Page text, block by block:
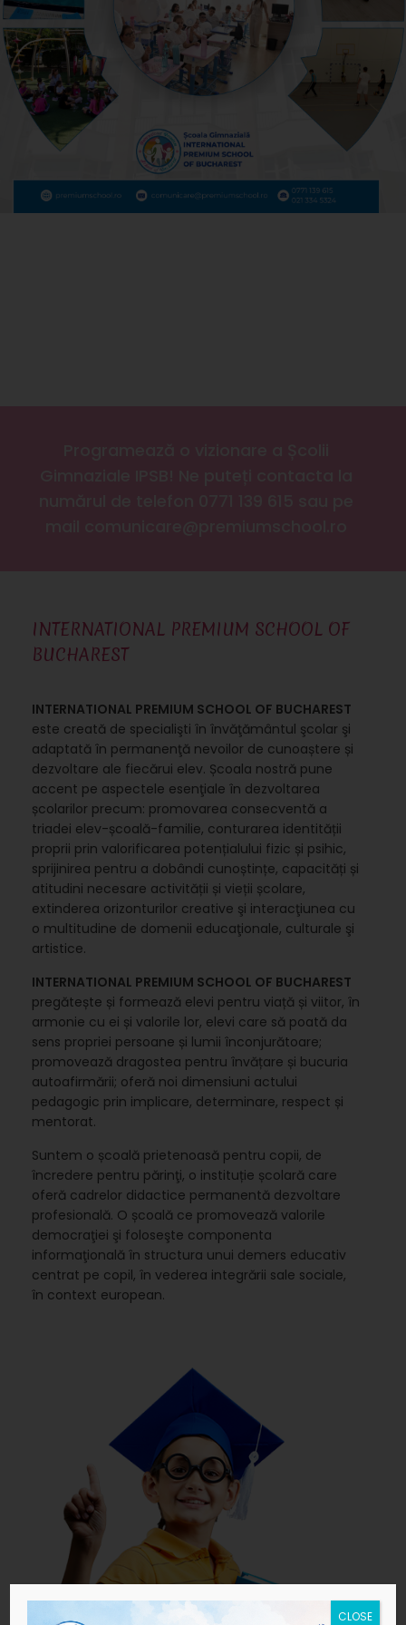
INTERNATIONAL PREMIUM SCHOOL OF
BUCHAREST
INTERNATIONAL PREMIUM SCHOOL OF BUCHAREST
este creată de specialişti în învăţământul şcolar şi
adaptată în permanenţă nevoilor de cunoaștere și
dezvoltare ale fiecărui elev. Școala nostră pune
accent pe aspectele esenţiale în dezvoltarea
școlarilor precum: promovarea consecventă a
triadei elev-școală-familie, conturarea identității
proprii prin valorificarea potențialului fizic și psihic,
sprijinirea pentru a dobândi cunoștințe, capacități și
atitudini necesare activității și vieții școlare,
extinderea orizonturilor creative şi interacţiunea cu
o multitudine de domenii educaţionale, culturale şi
artistice.
INTERNATIONAL PREMIUM SCHOOL OF BUCHAREST
pregătește și formează elevi pentru viață și viitor, în
armonie cu ei și valorile lor, elevi care să poată da
sens propriei persoane și lumii înconjurătoare;
promovează dragostea pentru învățare și bucuria
autoafirmării; oferă noi dimensiuni actului
pedagogic prin implicare, determinare, respect și
mentorat.
Suntem o școală prietenoasă pentru copii, de
încredere pentru părinţi, o instituție școlară care
oferă cadrelor didactice permanentă dezvoltare
profesională. O școală ce promovează valorile
democraţiei şi foloseşte componenta
informaţională în structura unui demers educativ
centrat pe copil, în vederea integrării sale sociale,
în context european.
CLOSE